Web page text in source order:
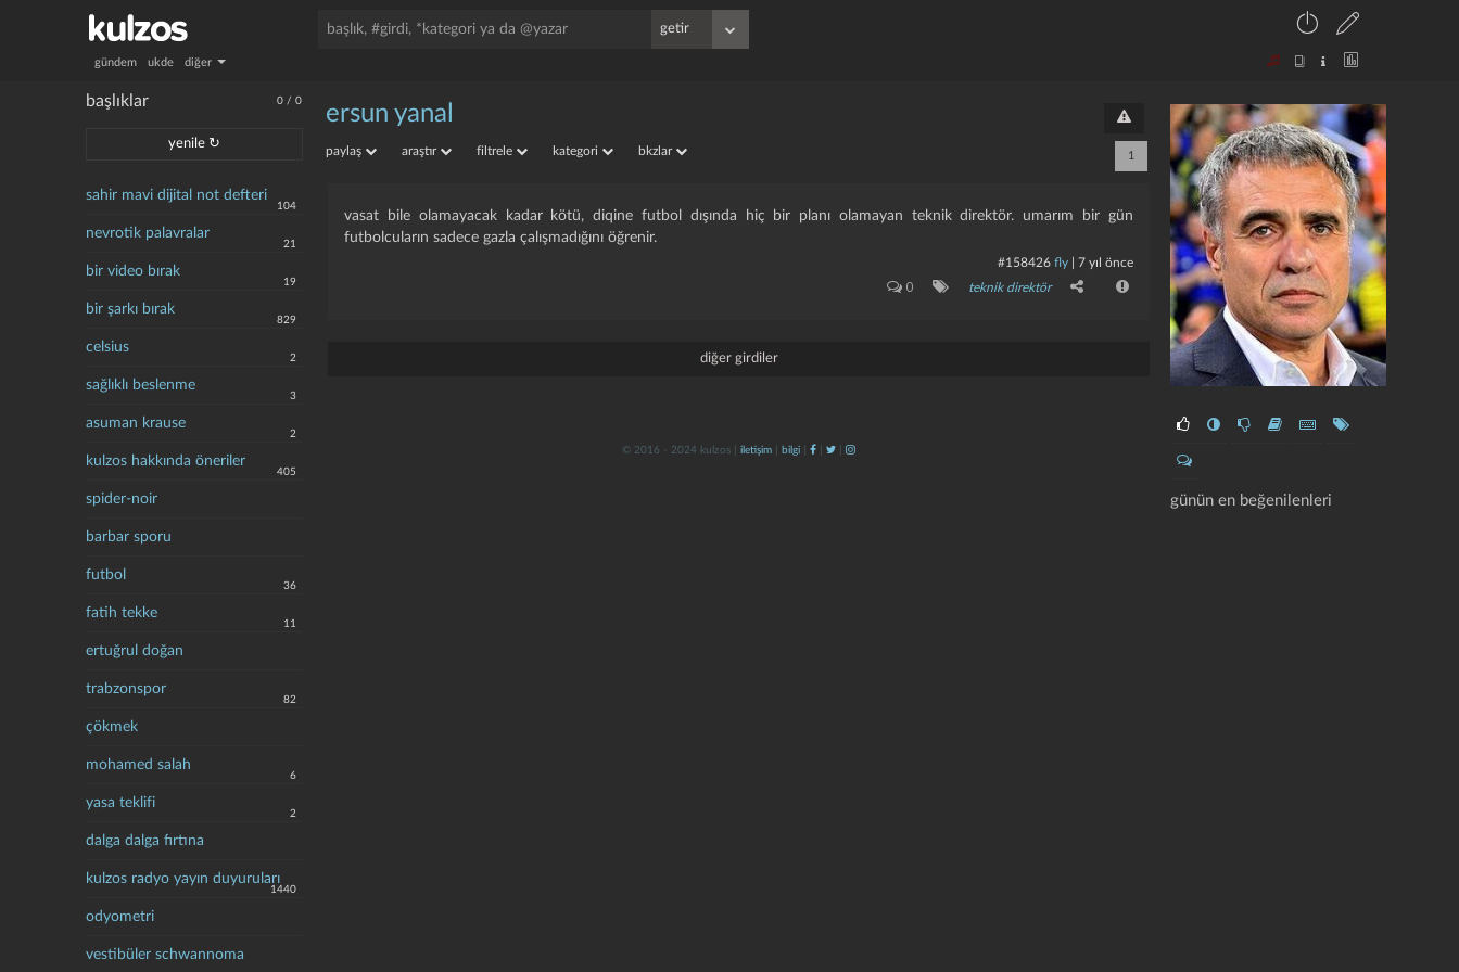
gündem ukde diğer
0 /0
başlıklar
yenile ↻
sahir mavi dijital not defteri
104
nevrotik palavralar
21
bir video bırak
19
bir şarkı bırak
829
celsius
2
sağlıklı beslenme
3
asuman krause
2
kulzos hakkında öneriler
405
spider-noir
barbar sporu
futbol
36
fatih tekke
11
ertuğrul doğan
trabzonspor
82
çökmek
mohamed salah
6
yasa teklifi
2
dalga dalga fırtına
kulzos radyo yayın duyuruları
1440
odyometri
vestibüler schwannoma
günün en beğenilenleri
ersun yanal
paylaş araştır filtrele kategori bkzlar 1
vasat bile olamayacak kadar kötü, diqine futbol dışında hiç bir planı olamayan teknik direktör. umarım bir gün
futbolcuların sadece gazla çalışmadığını öğrenir.
#158426 fly| 7 yıl önce
0 teknik direktör
diğer girdiler
© 2016 - 2024 kulzos | iletişim bilgi